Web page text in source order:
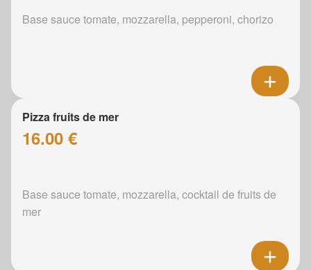
Base sauce tomate, mozzarella, pepperoni, chorizo
Pizza fruits de mer
16.00 €
Base sauce tomate, mozzarella, cocktail de fruits de
mer